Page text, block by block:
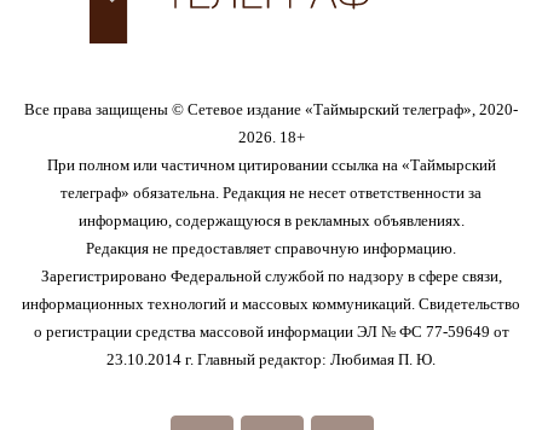
Все права защищены © Сетевое издание «Таймырский телеграф», 2020-
2026. 18+
При полном или частичном цитировании ссылка на «Таймырский
телеграф» обязательна. Редакция не несет ответственности за
информацию, содержащуюся в рекламных объявлениях.
Редакция не предоставляет справочную информацию.
Зарегистрировано Федеральной службой по надзору в сфере связи,
информационных технологий и массовых коммуникаций. Свидетельство
о регистрации средства массовой информации ЭЛ № ФС 77-59649 от
23.10.2014 г. Главный редактор: Любимая П. Ю.